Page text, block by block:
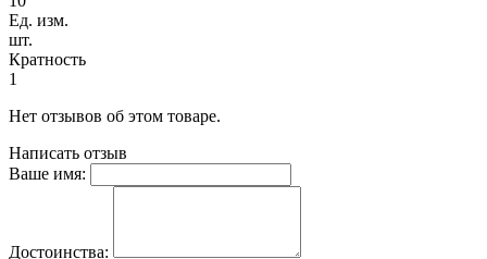
Ед. изм.
шт.
Кратность
1
Нет отзывов об этом товаре.
Написать отзыв
Ваше имя:
Достоинства: